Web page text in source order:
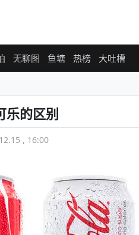
无聊图 鱼塘 热榜 大吐槽
乐的区别
, 16:00